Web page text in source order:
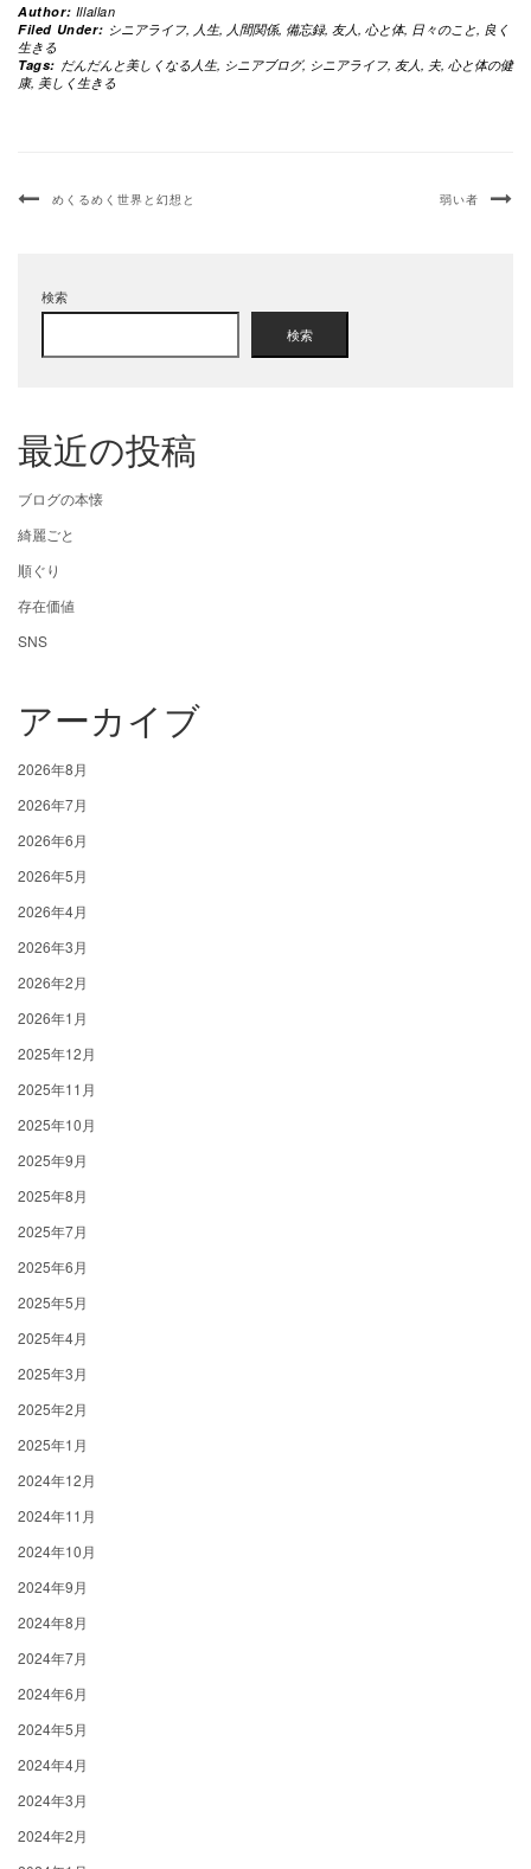
Author: Illallan
Filed Under: シニアライフ, 人生, 人間関係, 備忘録, 友人 , 心と体, 日々のこと, 良く
生きる
Tags: だんだんと美しくなる人生, シニアブログ, シニアライフ, 友人 , 夫, 心と体の健
康, 美しく生きる
めくるめく世界と幻想と 弱い者
検索
検索
最近の投稿
ブログの本懐
綺麗ごと
順ぐり
存在価値
SNS
アーカイブ
2026年8月
2026年7月
2026年6月
2026年5月
2026年4月
2026年3月
2026年2月
2026年1月
2025年12月
2025年11月
2025年10月
2025年9月
2025年8月
2025年7月
2025年6月
2025年5月
2025年4月
2025年3月
2025年2月
2025年1月
2024年12月
2024年11月
2024年10月
2024年9月
2024年8月
2024年7月
2024年6月
2024年5月
2024年4月
2024年3月
2024年2月